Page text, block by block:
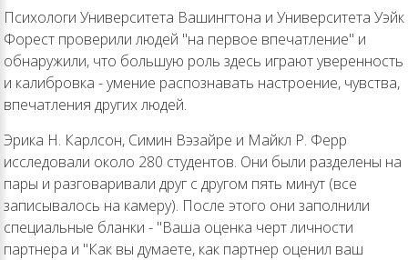
Психологи Университета Вашингтона и Университета Уэйк
Форест проверили людей "на первое впечатление" и
обнаружили, что большую роль здесь играют уверенность
и калибровка - умение распознавать настроение, чувства,
впечатления других людей.
Эрика Н. Карлсон, Симин Вэзайре и Майкл Р. Ферр
исследовали около 280 студентов. Они были разделены на
пары и разговаривали друг с другом пять минут (все
записывалось на камеру). После этого они заполнили
специальные бланки - "Ваша оценка черт личности
партнера и "Как вы думаете, как партнер оценил ваш